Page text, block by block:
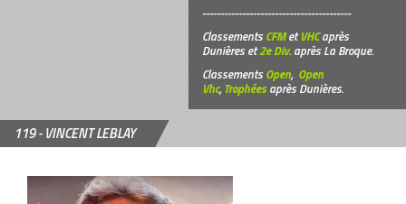
-----------------------------------------
ClassementsCFMetVHCaprès
Dunières et2e Div. après La Broque.
ClassementsOpen, Open
Vhc, Trophéesaprès Dunières.
119 -VINCENT LEBLAY